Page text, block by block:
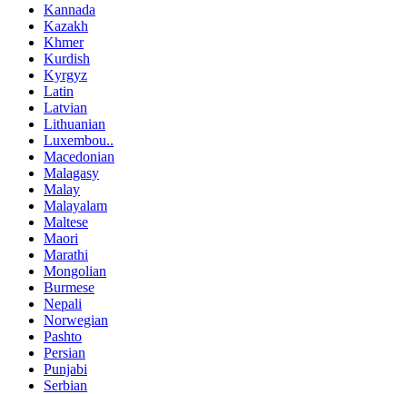
Kannada
Kazakh
Khmer
Kurdish
Kyrgyz
Latin
Latvian
Lithuanian
Luxembou..
Macedonian
Malagasy
Malay
Malayalam
Maltese
Maori
Marathi
Mongolian
Burmese
Nepali
Norwegian
Pashto
Persian
Punjabi
Serbian